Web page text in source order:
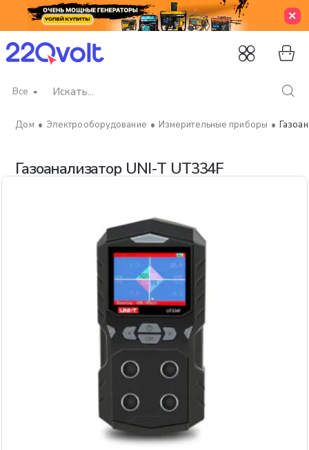
Все
Искать...
Газоанализатор UNI-T UT334F
Электрооборудование Измерительные приборы